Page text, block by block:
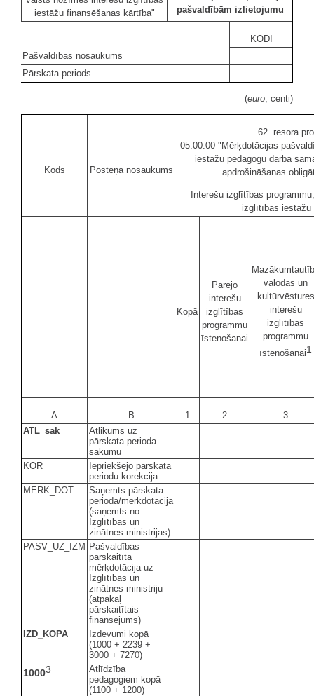
iestāžu finansēšanas kārtība"
pašvaldībām izlietojumu
KODI
Pašvaldības nosaukums
Pārskata periods
(euro , centi)
Kods Posteņa nosaukums
62. resora
05.00.00 "Mērķdotācijas
iestāžu pedagogu darba
apdrošināšanas
Interešu izglītības
izglītības iestāžu
Kopā
Pārējo
interešu
izglītības
programmu
īstenošanai
valodas un
kultūrvēstures
interešu
izglītības
programmu
īstenošanai1
A B 1 2
3
ATL_sak
Atlikums uz
pārskata perioda
sākumu
KOR
Iepriekšējo pārskata
periodu korekcija
MERK_DOT
Saņemts pārskata
periodā/mērķdotācija
(saņemts no
Izglītības un
zinātnes ministrijas)
PASV_UZ_IZM Pašvaldības
pārskaitītā
mērķdotācija uz
Izglītības un
zinātnes ministriju
(atpakaļ
pārskaitītais
finansējums)
IZD_KOPA
Izdevumi kopā
(1000 + 2239 +
3000 + 7270)
10003
Atlīdzība
pedagogiem kopā
(1100 + 1200)